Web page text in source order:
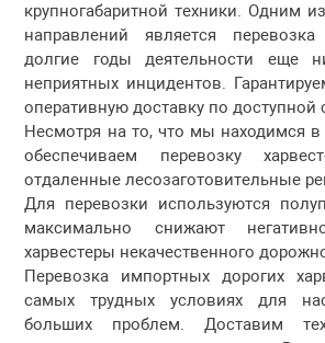
крупногабаритной техники. Одним
направлений является
долгие годы деятельности еще
неприятных инцидентов.
оперативную доставку по доступной
Несмотря на то, что мы находимся в
обеспечиваем перевозку
отдаленные лесозаготовительные
Для перевозки используются
максимально снижают
харвестеры некачественного
Перевозка импортных дорогих
самых трудных условиях для
больших проблем. Доставим